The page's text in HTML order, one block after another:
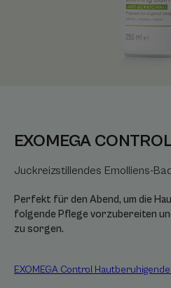
EXOMEGA
Juckreizstillendes Emolliens-
Perfekt für den Abend, um die
folgende Pflege vorzubereiten
zu sorgen.
EXOMEGA Control